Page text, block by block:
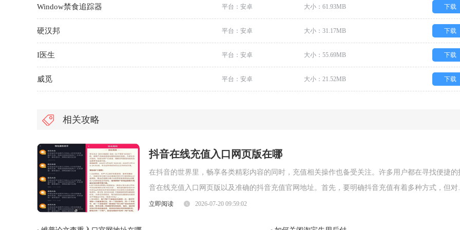
Window禁食追踪器 平台：安卓 大小：61.93MB 下载
硬汉邦 平台：安卓 大小：31.17MB 下载
I医生 平台：安卓 大小：55.69MB 下载
威觅 平台：安卓 大小：21.52MB 下载
相关攻略
抖音在线充值入口网页版在哪
在抖音的世界里，畅享各类精彩内容的同时，充值相关操作也备受关注。许多用户都在寻找便捷的
音在线充值入口网页版以及准确的抖音充值官网地址。首先，要明确抖音充值有着多种方式，但对
追求简洁高效的用户来说，网页版充值入口是个不错的选择。抖音充值官网地址通常是经过官方
立即阅读 2026-07-20 09:59:02